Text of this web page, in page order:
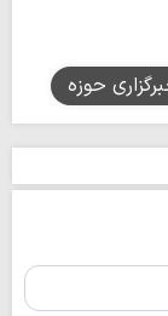
حوزه